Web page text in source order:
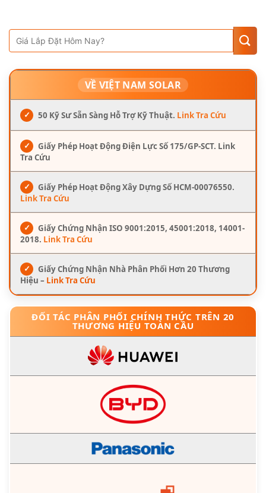
VỀ VIỆT NAM SOLAR
✓ 50 Kỹ Sư Sẵn Sàng Hỗ Trợ Kỹ Thuật. Link Tra Cứu
✓
Giấy Phép Hoạt Động Điện Lực Số 175/GP-SCT. Link
Tra Cứu
✓
Giấy Phép Hoạt Động Xây Dựng Số HCM-00076550.
Link Tra Cứu
✓
Giấy Chứng Nhận ISO 9001:2015, 45001:2018, 14001-
2018. Link Tra Cứu
✓
Giấy Chứng Nhận Nhà Phân Phối Hơn 20 Thương
Hiệu – Link Tra Cứu
ĐỐI TÁC PHÂN PHỐI CHÍNH THỨC TRÊN 20
THƯƠNG HIỆU TOÀN CẦU